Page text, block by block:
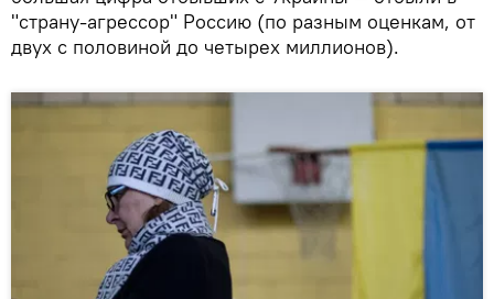
"страну-агрессор" Россию (по разным оценкам, от
двух с половиной до четырех миллионов).